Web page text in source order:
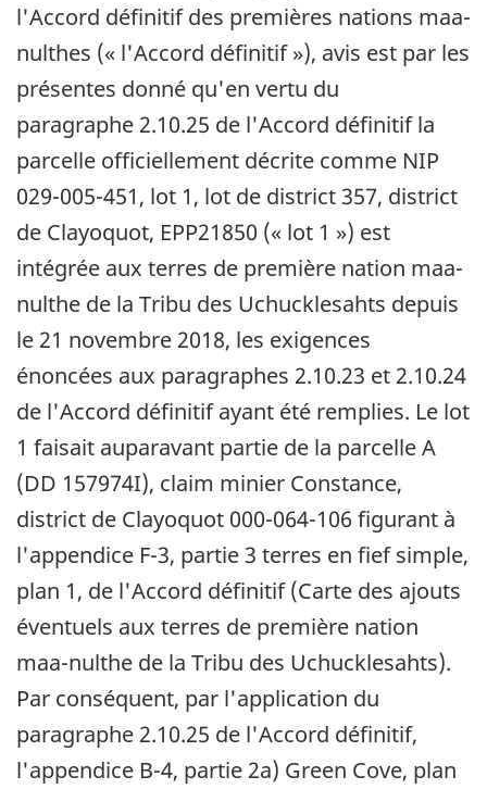
l'Accord définitif des premières nations maa-
nulthes (« l'Accord définitif »), avis est par les
présentes donné qu'en vertu du
paragraphe 2.10.25 de l'Accord définitif la
parcelle officiellement décrite comme NIP
029-005-451, lot 1, lot de district 357, district
de Clayoquot, EPP21850 (« lot 1 ») est
intégrée aux terres de première nation maa-
nulthe de la Tribu des Uchucklesahts depuis
le 21 novembre 2018, les exigences
énoncées aux paragraphes 2.10.23 et 2.10.24
de l'Accord définitif ayant été remplies. Le lot
1 faisait auparavant partie de la parcelle A
(DD 157974I), claim minier Constance,
district de Clayoquot 000-064-106 figurant à
l'appendice F-3, partie 3 terres en fief simple,
plan 1, de l'Accord définitif (Carte des ajouts
éventuels aux terres de première nation
maa-nulthe de la Tribu des Uchucklesahts).
Par conséquent, par l'application du
paragraphe 2.10.25 de l'Accord définitif,
l'appendice B-4, partie 2a) Green Cove, plan